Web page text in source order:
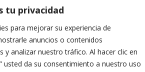
tu privacidad
para mejorar su experiencia de
anuncios o contenidos
y analizar nuestro tráfico. Al hacer clic en
usted da su consentimiento a nuestro uso